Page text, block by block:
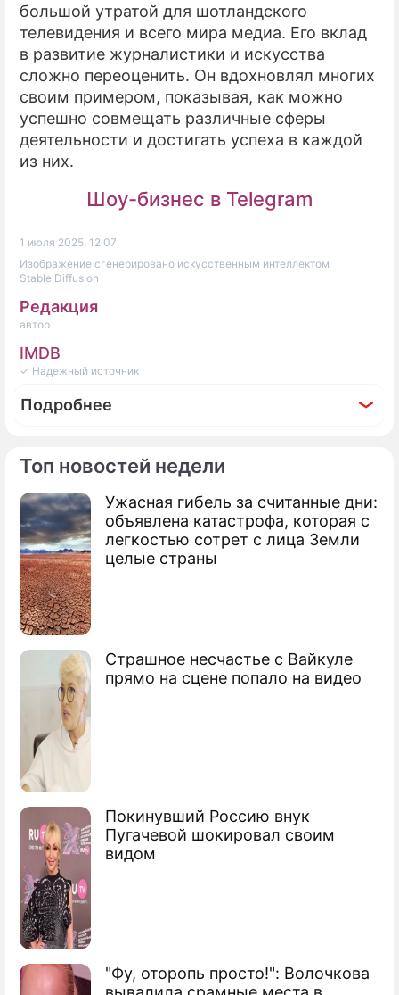
Топ новостей недели
Ужасная гибель за считанные дни:
объявлена катастрофа, которая с
легкостью сотрет с лица Земли
целые страны
Страшное несчастье с Вайкуле
прямо на сцене попало на видео
Покинувший Россию внук
Пугачевой шокировал своим
видом
"Фу, оторопь просто!": Волочкова
большой утратой для шотландского
телевидения и всего мира медиа. Его вклад
в развитие журналистики и искусства
сложно переоценить. Он вдохновлял многих
своим примером, показывая, как можно
успешно совмещать различные сферы
деятельности и достигать успеха в каждой
из них.
Шоу-бизнес в Telegram
1 июля 2025, 12:07
Изображение сгенерировано искусственным интеллектом
Stable Diffusion
Редакция
автор
IMDB
✓ Надежный источник
Подробнее
По теме
Шахматный мир прощается с
выдающимся гроссмейстером
Мир прощается с культурным деятелем
цыганской общины – еще одна потеря